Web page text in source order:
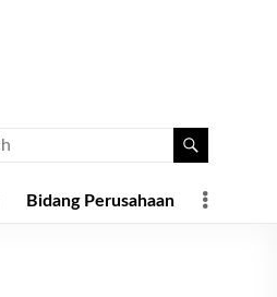
Bidang Perusahaan